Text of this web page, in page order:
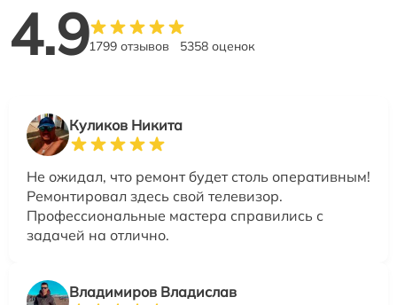
4.91799 отзывов 5358 оценок
Куликов Никита
Не ожидал, что ремонт будет столь оперативным!
Ремонтировал здесь свой телевизор.
Профессиональные мастера справились с
задачей на отлично.
Владимиров Владислав